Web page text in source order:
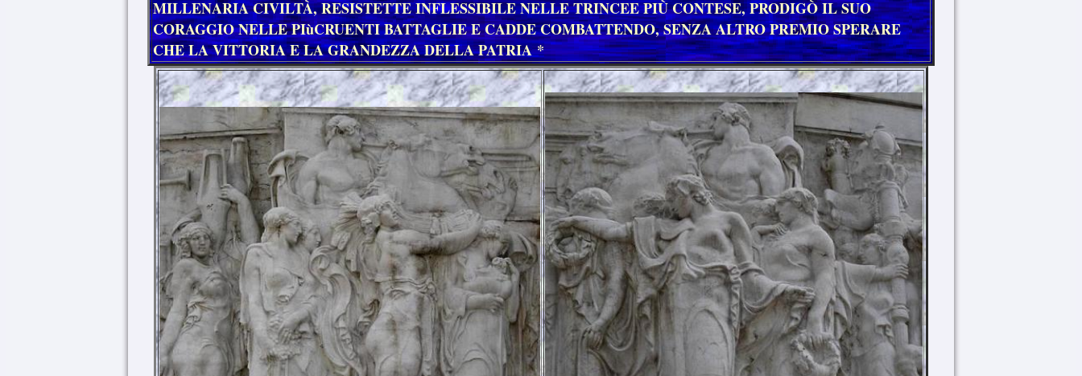
MILLENARIA CIVILTÀ, RESISTETTE INFLESSIBILE NELLE TRINCEE PIÙ CONTESE, PRODIGÒ IL SUO
CORAGGIO NELLE PIùCRUENTI BATTAGLIE E CADDE COMBATTENDO, SENZA ALTRO PREMIO SPERARE
CHE LA VITTORIA E LA GRANDEZZA DELLA PATRIA *